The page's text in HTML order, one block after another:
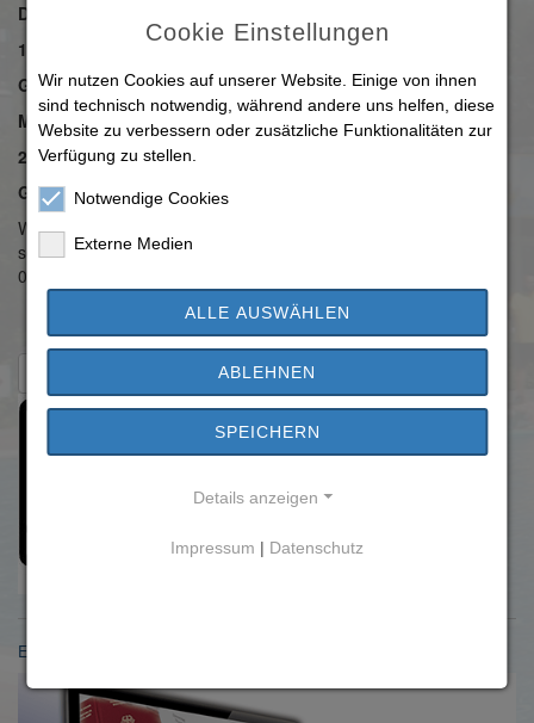
Dienstags: 09.06., 16.06., 30.06., 07.07., 14.07., 21.07.,
11.08., 25.08. - jeweils 19:00-20:30 h
Gebühr: 128 €
Mittwochs: 10.06., 17.06., 01.07., 08.07., 15.07., 12.08.,
26.08. - jeweils 18:30 - 20:00 h
Gebühr: 112 €
Weitere Informationen und Anmeldung unter
soniafinger@aol.com, insta: sonia_finger.yoga oder telefonisch,
0177 693 1936
Einwohnermeldeamt
Cookie Einstellungen
Wir nutzen Cookies auf unserer Website. Einige von ihnen
sind technisch notwendig, während andere uns helfen, diese
Website zu verbessern oder zusätzliche Funktionalitäten zur
Verfügung zu stellen.
Notwendige Cookies
Externe Medien
ALLE AUSWÄHLEN
ABLEHNEN
SPEICHERN
Details anzeigen
Impressum | Datenschutz